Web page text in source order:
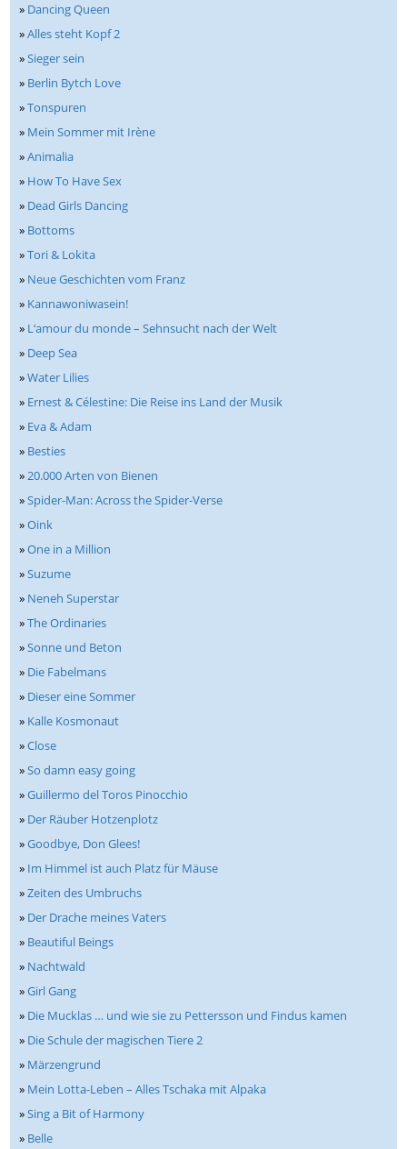
» Dancing Queen
»Alles steht Kopf 2
»Sieger sein
» Berlin Bytch Love
»Tonspuren
» Mein Sommer mit Irène
»Animalia
» How To Have Sex
» Dead Girls Dancing
» Bottoms
»Tori & Lokita
» Neue Geschichten vom Franz
» Kannawoniwasein!
» L‘amour du monde – Sehnsucht nach der Welt
» Deep Sea
»Water Lilies
» Ernest & Célestine: Die Reise ins Land der Musik
» Eva & Adam
» Besties
»20.000 Arten von Bienen
»Spider-Man: Across the Spider-Verse
»Oink
»One in a Million
»Suzume
» Neneh Superstar
»The Ordinaries
»Sonne und Beton
» Die Fabelmans
» Dieser eine Sommer
» Kalle Kosmonaut
»Close
»So damn easy going
»Guillermo del Toros Pinocchio
» Der Räuber Hotzenplotz
»Goodbye, Don Glees!
» Im Himmel ist auch Platz für Mäuse
»Zeiten des Umbruchs
» Der Drache meines Vaters
» Beautiful Beings
» Nachtwald
»Girl Gang
» Die Mucklas … und wie sie zu Pettersson und Findus kamen
» Die Schule der magischen Tiere 2
» Märzengrund
» Mein Lotta-Leben – Alles Tschaka mit Alpaka
»Sing a Bit of Harmony
» Belle